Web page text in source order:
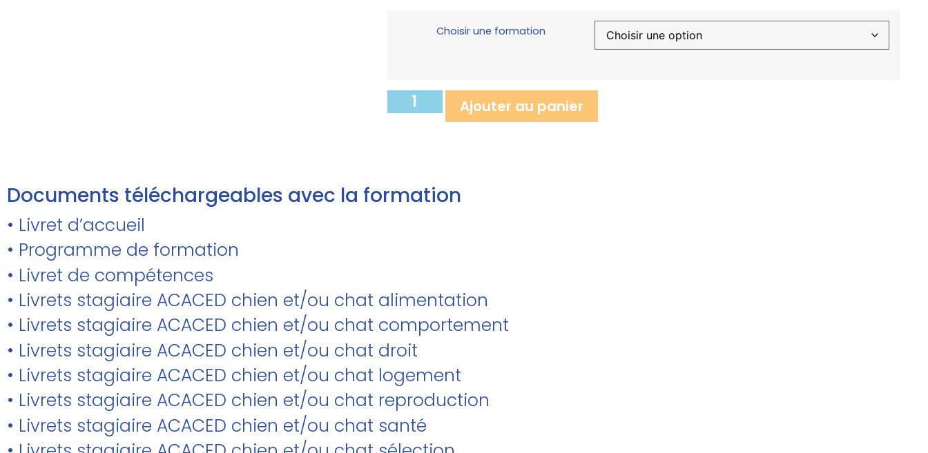
Choisir une formation
Ajouter au panier
Documents téléchargeables avec la formation
• Livret d’accueil
• Programme de formation
• Livret de compétences
• Livrets stagiaire ACACED chien et/ou chat alimentation
• Livrets stagiaire ACACED chien et/ou chat comportement
• Livrets stagiaire ACACED chien et/ou chat droit
• Livrets stagiaire ACACED chien et/ou chat logement
• Livrets stagiaire ACACED chien et/ou chat reproduction
• Livrets stagiaire ACACED chien et/ou chat santé